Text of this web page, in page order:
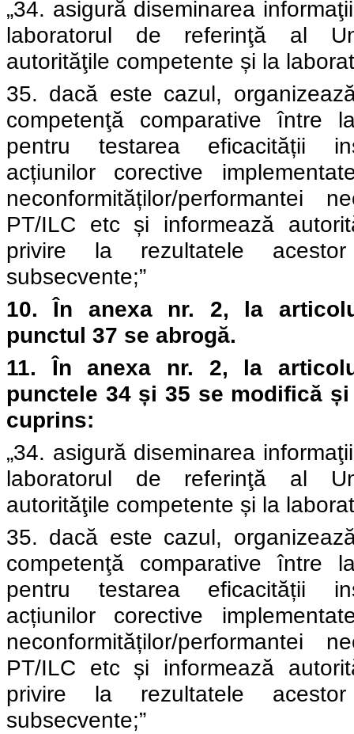
„34. asigură diseminarea
laboratorul de referinţă al
autorităţile competente și la
35. dacă este cazul,
competenţă comparative între
pentru testarea eficacității
acțiunilor corective
neconformităților/performantei
PT/ILC etc și informează
privire la rezultatele
subsecvente;”
10. În anexa nr. 2, la
punctul 37 se abrogă.
11. În anexa nr. 2, la
punctele 34 și 35 se modifică
cuprins:
„34. asigură diseminarea
laboratorul de referinţă al
autorităţile competente și la
35. dacă este cazul,
competenţă comparative între
pentru testarea eficacității
acțiunilor corective
neconformităților/performantei
PT/ILC etc și informează
privire la rezultatele
subsecvente;”